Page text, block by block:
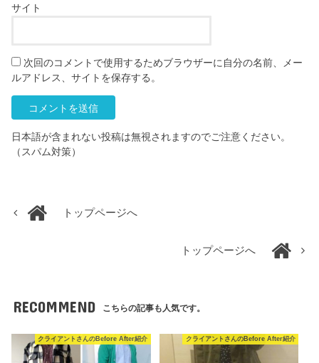
サイト
次回のコメントで使用するためブラウザーに自分の名前、メー
ルアドレス、サイトを保存する。
日本語が含まれない投稿は無視されますのでご注意ください。
（スパム対策）
トップページへ
トップページへ
RECOMMEND こちらの記事も人気です。
クライアントさんのBefore After紹介 クライアントさんのBefore After紹介